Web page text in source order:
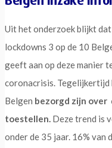
Uit het onderzoek blijkt
lockdowns 3 op de 10
geeft aan op deze manier
coronacrisis.
Belgen bezorgd zijn over
toestellen. Deze trend is
onder de 35 jaar. 16% van